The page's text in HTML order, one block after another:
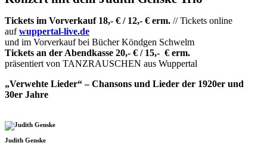
Tickets im Vorverkauf 18,- € / 12,- € erm. // Tickets online
aufwuppertal-live.de
und im Vorverkauf bei Bücher Köndgen Schwelm
Tickets an der Abendkasse 20,- € / 15,- € erm.
präsentiert von TANZRAUSCHEN aus Wuppertal
„Verwehte Lieder“ – Chansons und Lieder der 1920er und
30er Jahre
Judith Genske